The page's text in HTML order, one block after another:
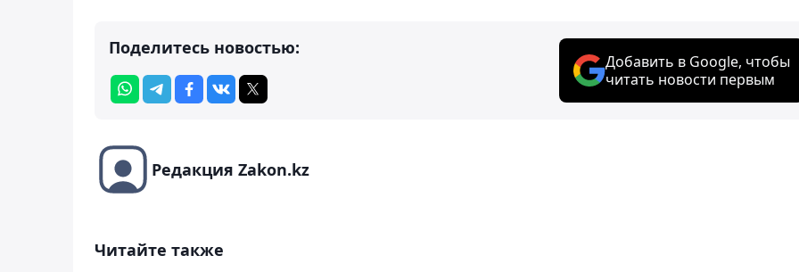
Поделитесь новостью:
Добавить в Google, чтобы
читать новости первым
Редакция Zakon.kz
Читайте также